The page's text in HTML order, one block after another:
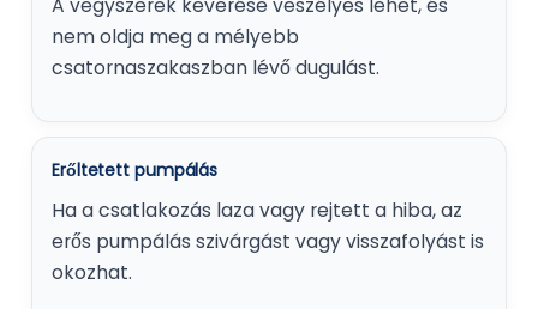
A vegyszerek keverése veszélyes lehet, és
nem oldja meg a mélyebb
csatornaszakaszban lévő dugulást.
Erőltetett pumpálás
Ha a csatlakozás laza vagy rejtett a hiba, az
erős pumpálás szivárgást vagy visszafolyást is
okozhat.